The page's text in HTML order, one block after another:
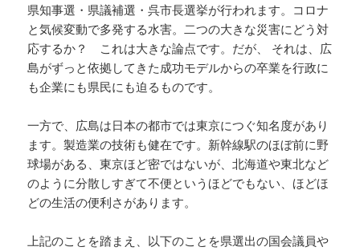
県知事選・県議補選・呉市長選挙が行われます。コロナ
と気候変動で多発する水害。二つの大きな災害にどう対
応するか？ これは大きな論点です。だが、 それは、広
島がずっと依拠してきた成功モデルからの卒業を行政に
も企業にも県民にも迫るものです。
一方で、広島は日本の都市では東京につぐ知名度があり
ます。製造業の技術も健在です。新幹線駅のほぼ前に野
球場がある、東京ほど密ではないが、北海道や東北など
のように分散しすぎて不便というほどでもない、ほどほ
どの生活の便利さがあります。
上記のことを踏まえ、以下のことを県選出の国会議員や